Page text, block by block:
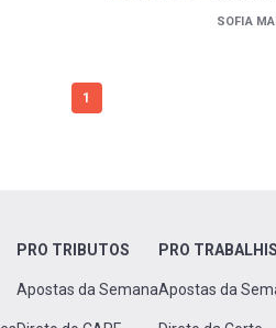
SOFIA
1
PRO TRIBUTOS
Apostas da Semana
PRO
Apostas da